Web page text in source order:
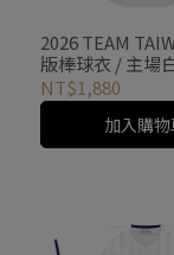
2026 TEAM
版棒球衣 / 主場
NT$1,880
加入購物